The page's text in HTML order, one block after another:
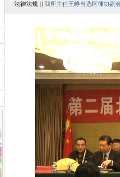
法律法规 | | 我所主任王峥当选区律协